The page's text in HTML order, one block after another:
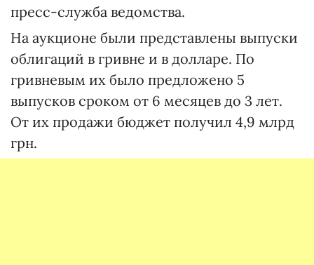
пресс-служба ведомства.
На аукционе были представлены выпуски
облигаций в гривне и в долларе. По
гривневым их было предложено 5
выпусков сроком от 6 месяцев до 3 лет.
От их продажи бюджет получил 4,9 млрд
грн.